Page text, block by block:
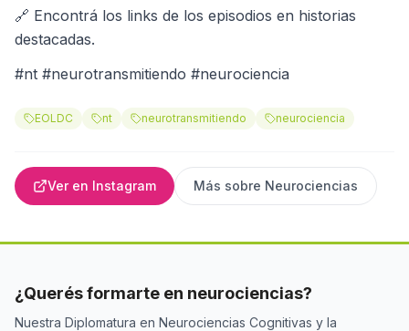
🔗 Encontrá los links de los episodios en historias
destacadas.
#nt #neurotransmitiendo #neurociencia
EOLDC nt neurotransmitiendo neurociencia
Ver en Instagram Más sobre Neurociencias
¿Querés formarte en neurociencias?
Nuestra Diplomatura en Neurociencias Cognitivas y la